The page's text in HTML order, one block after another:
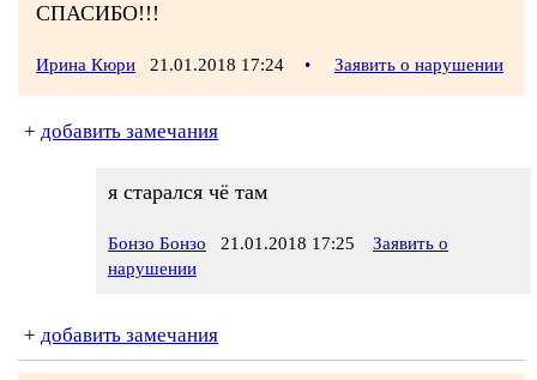
СПАСИБО!!!
Ирина Кюри 21.01.2018 17:24 • Заявить о нарушении
+ добавить замечания
я старался чё там
Бонзо Бонзо 21.01.2018 17:25
Заявить о
нарушении
+ добавить замечания